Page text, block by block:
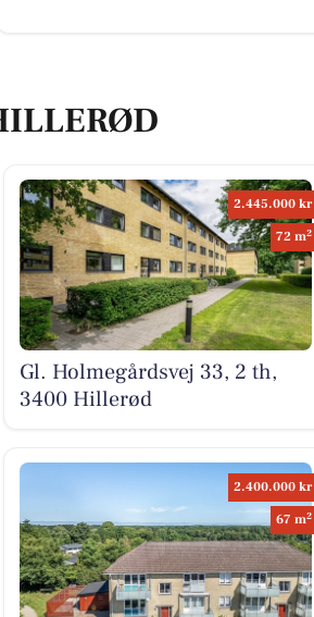
2.445.000 kr
72 m2
Gl. Holmegårdsvej 33, 2 th,
3400 Hillerød
2.400.000 kr
67 m2